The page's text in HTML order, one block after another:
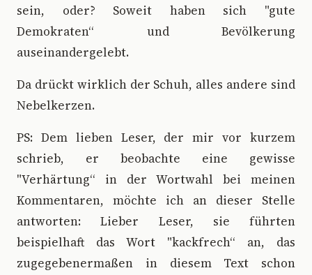
sein, oder? Soweit haben sich "gute
Demokraten“ und Bevölkerung
auseinandergelebt.
Da drückt wirklich der Schuh, alles andere sind
Nebelkerzen.
PS: Dem lieben Leser, der mir vor kurzem
schrieb, er beobachte eine gewisse
"Verhärtung“ in der Wortwahl bei meinen
Kommentaren, möchte ich an dieser Stelle
antworten: Lieber Leser, sie führten
beispielhaft das Wort "kackfrech“ an, das
zugegebenermaßen in diesem Text schon